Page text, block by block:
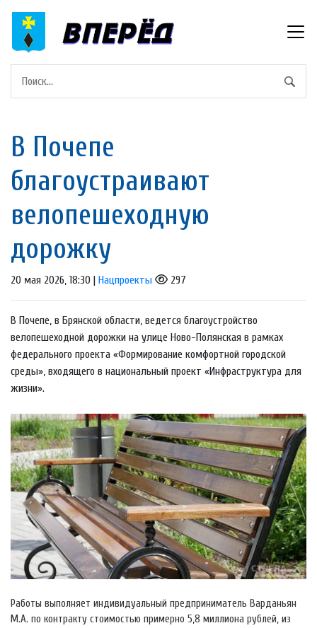
В Почепе
благоустраивают
велопешеходную
дорожку
20 мая 2026, 18:30 | Нацпроекты 297
В Почепе, в Брянской области, ведется благоустройство
велопешеходной дорожки на улице Ново-Полянская в рамках
федерального проекта «Формирование комфортной городской
среды», входящего в национальный проект «Инфраструктура для
жизни».
Работы выполняет индивидуальный предприниматель Варданьян
М.А. по контракту стоимостью примерно 5,8 миллиона рублей, из